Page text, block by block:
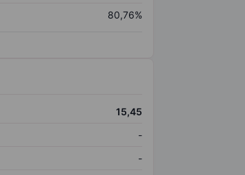
80,76%
15,45
-
-